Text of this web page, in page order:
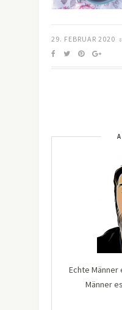
29. FEBRUAR 2020
Echte Männer
Männer